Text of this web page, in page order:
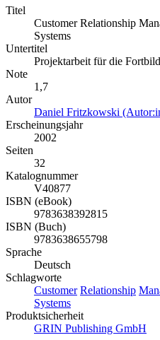
Titel
Customer Relationship
Systems
Untertitel
Projektarbeit für die
Note
1,7
Autor
Daniel Fritzkowski
Erscheinungsjahr
2002
Seiten
32
Katalognummer
V40877
ISBN (eBook)
9783638392815
ISBN (Buch)
9783638655798
Sprache
Deutsch
Schlagworte
Customer Relationship
Systems
Produktsicherheit
GRIN Publishing GmbH